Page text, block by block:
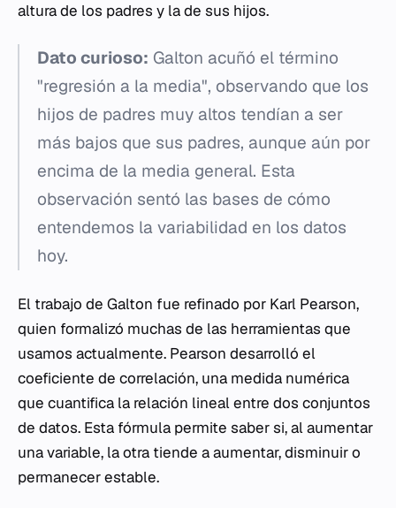
altura de los padres y la de sus hijos.
Dato curioso: Galton acuñó el término
"regresión a la media", observando que los
hijos de padres muy altos tendían a ser
más bajos que sus padres, aunque aún por
encima de la media general. Esta
observación sentó las bases de cómo
entendemos la variabilidad en los datos
hoy.
El trabajo de Galton fue refinado por Karl Pearson,
quien formalizó muchas de las herramientas que
usamos actualmente. Pearson desarrolló el
coeficiente de correlación, una medida numérica
que cuantifica la relación lineal entre dos conjuntos
de datos. Esta fórmula permite saber si, al aumentar
una variable, la otra tiende a aumentar, disminuir o
permanecer estable.